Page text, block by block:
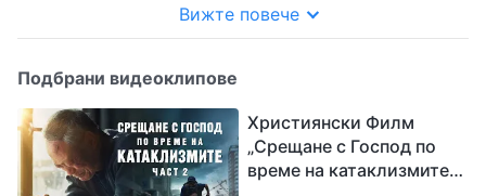
Вижте повече
Подбрани видеоклипове
Християнски Филм
„Срещане с Господ по
време на катаклизмите“